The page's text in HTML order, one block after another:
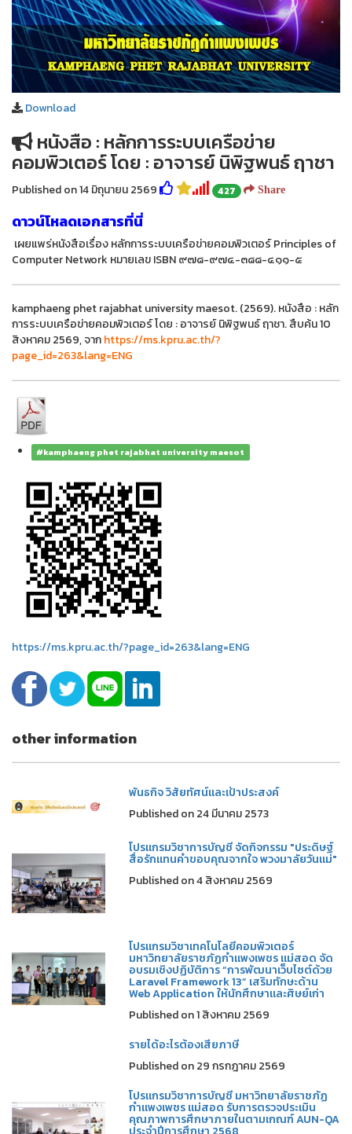
Download
หนังสือ : หลักการระบบเครือข่าย
คอมพิวเตอร์ โดย : อาจารย์ นิพิฐพนธ์ ฤาชา
Published on 14 มิถุนายน 2569 427 Share
ดาวน์โหลดเอกสารที่นี่
เผยแพร่หนังสือเรื่อง หลักการระบบเครือข่ายคอมพิวเตอร์ Principles of
Computer Network หมายเลข ISBN ๙๗๘-๙๗๔-๓๘๘-๔๑๑-๕
kamphaeng phet rajabhat university maesot. (2569). หนังสือ : หลัก
การระบบเครือข่ายคอมพิวเตอร์ โดย : อาจารย์ นิพิฐพนธ์ ฤาชา. สืบค้น 10
สิงหาคม 2569, จากhttps://ms.kpru.ac.th/?
page_id=263&lang=ENG
#kamphaeng phet rajabhat university maesot
https://ms.kpru.ac.th/?page_id=263&lang=ENG
other information
พันธกิจ วิสัยทัศน์และเป้าประสงค์
Published on 24 มีนาคม 2573
โปรแกรมวิชาการบัญชี จัดกิจกรรม "ประดิษฐ์
สื่อรักแทนคำขอบคุณจากใจ พวงมาลัยวันแม่"
Published on 4 สิงหาคม 2569
โปรแกรมวิชาเทคโนโลยีคอมพิวเตอร์
มหาวิทยาลัยราชภัฏกำแพงเพชร แม่สอด จัด
อบรมเชิงปฏิบัติการ “การพัฒนาเว็บไซต์ด้วย
Laravel Framework 13” เสริมทักษะด้าน
Web Application ให้นักศึกษาและศิษย์เก่า
Published on 1 สิงหาคม 2569
รายได้อะไรต้องเสียภาษี
Published on 29 กรกฎาคม 2569
โปรแกรมวิชาการบัญชี มหาวิทยาลัยราชภัฏ
กำแพงเพชร แม่สอด รับการตรวจประเมิน
คุณภาพการศึกษาภายในตามเกณฑ์ AUN-QA